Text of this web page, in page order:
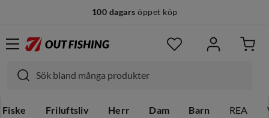
100 dagars öppet köp
Fiske Friluftsliv Herr Dam Barn REA